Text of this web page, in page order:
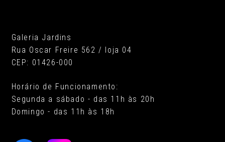
Galeria Jardins
Rua Oscar Freire 562 / loja 04
CEP: 01426-000
Horário de Funcionamento:
Segunda a sábado - das 11h às 20h
Domingo - das 11h às 18h